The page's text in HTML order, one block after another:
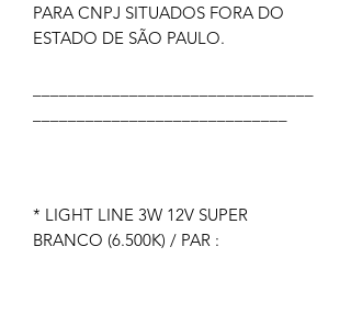
PARA CNPJ SITUADOS FORA DO
ESTADO DE SÃO PAULO.
* LIGHT LINE 3W 12V SUPER
BRANCO (6.500K) / PAR :